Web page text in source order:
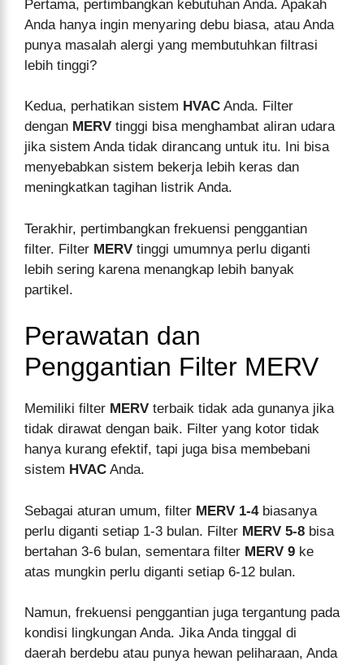
Pertama, pertimbangkan kebutuhan Anda. Apakah
Anda hanya ingin menyaring debu biasa, atau Anda
punya masalah alergi yang membutuhkan filtrasi
lebih tinggi?
Kedua, perhatikan sistem HVAC Anda. Filter
dengan MERV tinggi bisa menghambat aliran udara
jika sistem Anda tidak dirancang untuk itu. Ini bisa
menyebabkan sistem bekerja lebih keras dan
meningkatkan tagihan listrik Anda.
Terakhir, pertimbangkan frekuensi penggantian
filter. Filter MERV tinggi umumnya perlu diganti
lebih sering karena menangkap lebih banyak
partikel.
Perawatan dan
Penggantian Filter MERV
Memiliki filter MERV terbaik tidak ada gunanya jika
tidak dirawat dengan baik. Filter yang kotor tidak
hanya kurang efektif, tapi juga bisa membebani
sistem HVAC Anda.
Sebagai aturan umum, filter MERV 1-4biasanya
perlu diganti setiap 1-3 bulan. Filter MERV 5-8 bisa
bertahan 3-6 bulan, sementara filter MERV 9 ke
atas mungkin perlu diganti setiap 6-12 bulan.
Namun, frekuensi penggantian juga tergantung pada
kondisi lingkungan Anda. Jika Anda tinggal di
daerah berdebu atau punya hewan peliharaan, Anda